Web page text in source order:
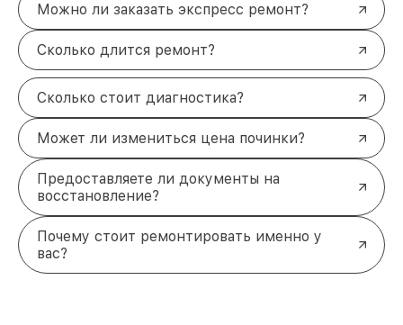
Можно ли заказать экспресс ремонт?
Сколько длится ремонт?
Сколько стоит диагностика?
Может ли измениться цена починки?
Предоставляете ли документы на
восстановление?
Почему стоит ремонтировать именно у
вас?